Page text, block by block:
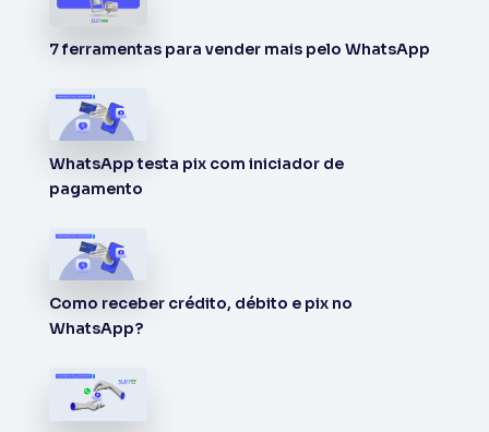
7 ferramentas para vender mais pelo WhatsApp
WhatsApp testa pix com iniciador de
pagamento
Como receber crédito, débito e pix no
WhatsApp?